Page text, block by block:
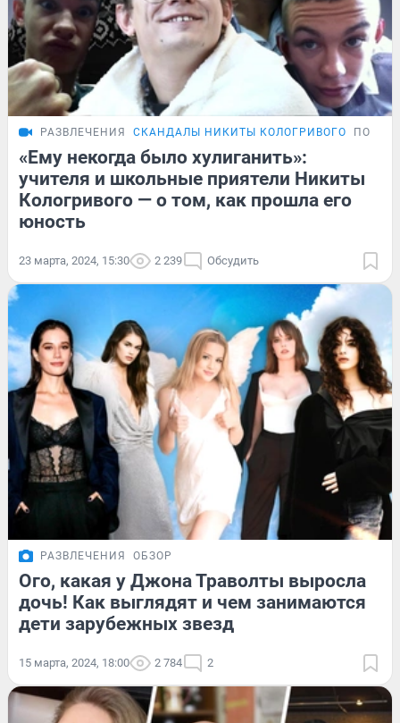
РАЗВЛЕЧЕНИЯ СКАНДАЛЫ НИКИТЫ КОЛОГРИВОГО
«Ему некогда было хулиганить»:
учителя и школьные приятели Никиты
Кологривого — о том, как прошла его
юность
23 марта, 2024, 15:30 2 239 Обсудить
РАЗВЛЕЧЕНИЯ ОБЗОР
Ого, какая у Джона Траволты выросла
дочь! Как выглядят и чем занимаются
дети зарубежных звезд
15 марта, 2024, 18:00 2 784 2